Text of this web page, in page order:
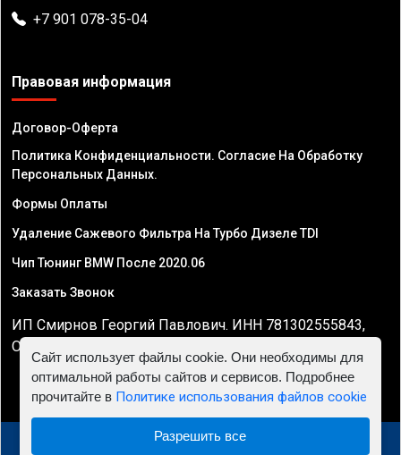
+7 901 078-35-04
Правовая информация
Договор-Оферта
Политика Конфиденциальности. Согласие На Обработку
Персональных Данных.
Формы Оплаты
Удаление Сажевого Фильтра На Турбо Дизеле TDI
Чип Тюнинг BMW После 2020.06
Заказать Звонок
ИП Смирнов Георгий Павлович. ИНН 781302555843,
ОГРНИП 324470400032610
© 2010 - 2026 Чип тюнинг двигателя автомобиля -
Сайт использует файлы cookie. Они необходимы для
оптимальной работы сайтов и сервисов. Подробнее
прочитайте в Политике использования файлов cookie
Разрешить все